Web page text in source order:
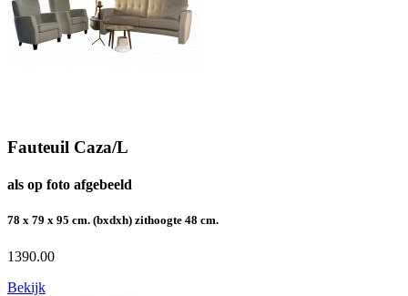
Fauteuil Caza/L
als op foto afgebeeld
78 x 79 x 95 cm. (bxdxh) zithoogte 48 cm.
1390.00
Bekijk